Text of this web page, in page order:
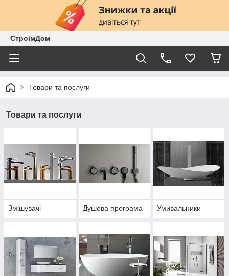
СтроімДом
Товари та послуги
Товари та послуги
Змішувачі Душова програма Умивальники